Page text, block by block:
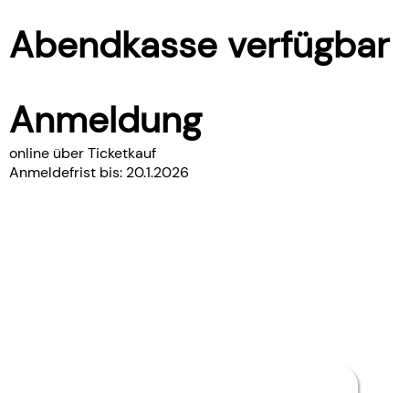
Abendkasse verfügbar
Anmeldung
online über Ticketkauf
Anmeldefrist bis: 20.1.2026